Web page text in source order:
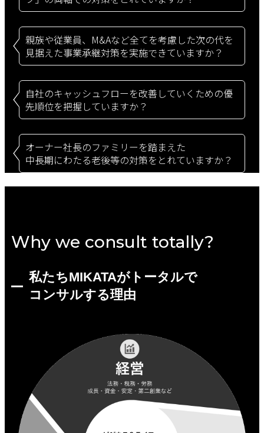
親族や従業員、M&Aなど全てを考慮した次の代を
見据えた事業承継対策を実施できていますか？
自社のキャッシュフローを改善していくための優
先順位を把握していますか？
オーナー社長のファミリーを踏まえた
中長期にわたる老後等の対策をとれていますか？
Why we consult totally?
私たちMIKATAがトータルで
コンサルする理由